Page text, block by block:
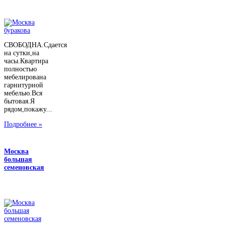
СВОБОДНА.Сдается
на сутки,на
часы.Квартира
полностью
мебелирована
гарнитурной
мебелью.Вся
бытовая.Я
рядом,покажу...
Подробнее »
Москва
большая
семеновская